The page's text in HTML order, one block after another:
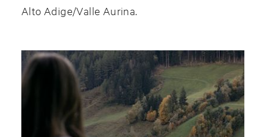
Alto Adige/Valle Aurina.